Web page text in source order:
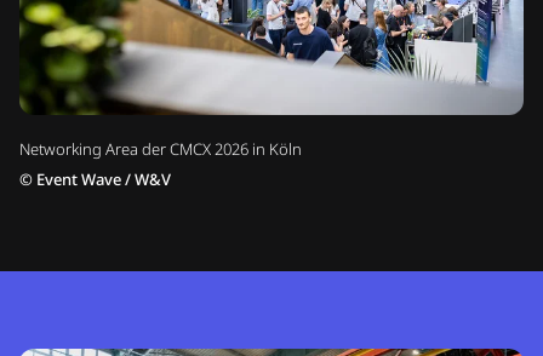
Networking Area der CMCX 2026 in Köln
© Event Wave / W&V